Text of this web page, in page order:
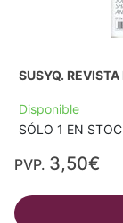
SUSYQ.
Disponible
SÓLO 1 EN
PVP. 3,50€